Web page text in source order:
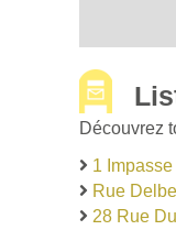
Découvrez
1
Rue
28 Rue